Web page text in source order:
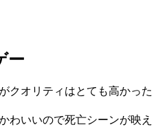
ー
クオリティはとても高かった
わいいので死亡シーンが映え